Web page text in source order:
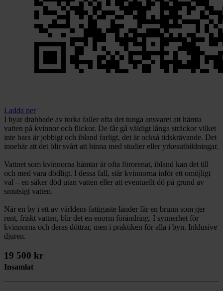
Ladda ner
I byar drabbade av torka faller ofta det tunga ansvaret att hämta
vatten på kvinnor och flickor. De får gå väldigt långa sträckor vilket
inte bara är jobbigt och ibland farligt, det är också tidskrävande. Det
innebär att det blir svårt att hinna med studier eller yrkesutbildningar.
Vattnet som kvinnorna hämtar är ofta förorenat, ibland kan det till
och med vara dödligt. I dessa fall, står kvinnorna inför ett omöjligt
val – en säker död utan vatten eller att eventuellt dö på grund av
smutsigt vatten.
När en by i ett av världens fattigaste länder får en brunn som ger
rent, friskt vatten, blir det en enorm förändring. I synnerhet för
kvinnorna och deras döttrar, men i praktiken för alla i byn. Inklusive
djuren.
19 500 kr
Insamlat